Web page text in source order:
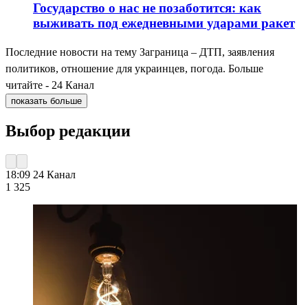
Государство о нас не позаботится: как
выживать под ежедневными ударами ракет
Последние новости на тему Заграница – ДТП, заявления
политиков, отношение для украинцев, погода. Больше
читайте - 24 Канал
показать больше
Выбор редакции
18:09 24 Канал
1 325